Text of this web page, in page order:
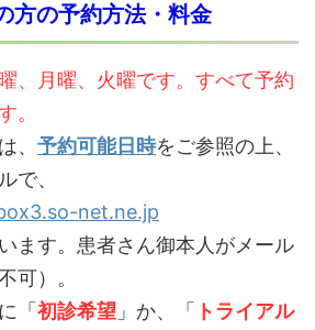
方の予約方法・料金
、月曜、火曜です。すべて予約
。
、 予約可能日時をご参照の上、
で、
net.ne.jp
ます。患者さん御本人がメール
可）。
「初診希望 」か、「 トライアル